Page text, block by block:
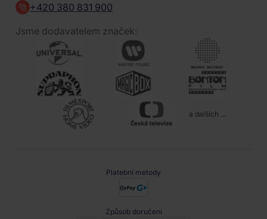
+420 380 831 900
Jsme dodavatelem značek:
a dalších ...
Platební metody
Způsob doručení